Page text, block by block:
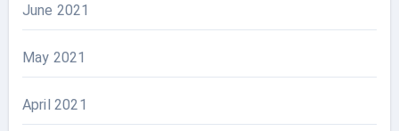
June 2021
May 2021
April 2021